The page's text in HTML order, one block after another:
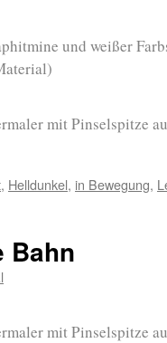
und weißer
mit Pinselspitze
, Helldunkel, in Bewegung,
Bahn
mit Pinselspitze